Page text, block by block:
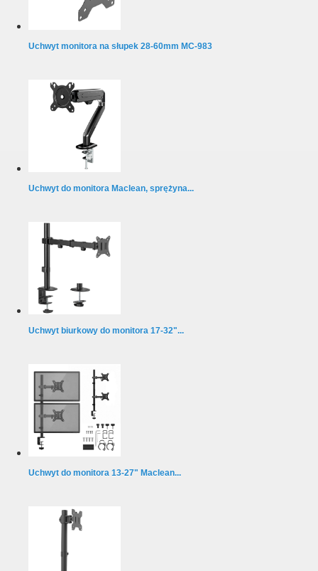
Uchwyt monitora na słupek 28-60mm MC-983
Uchwyt do monitora Maclean, sprężyna...
Uchwyt biurkowy do monitora 17-32"...
Uchwyt do monitora 13-27" Maclean...